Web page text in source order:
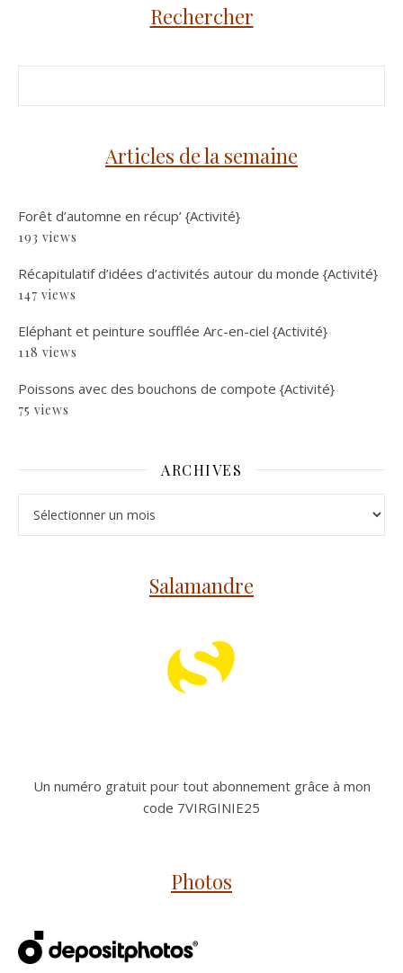
Rechercher
Articles de la semaine
Forêt d’automne en récup’ {Activité}
193 views
Récapitulatif d’idées d’activités autour du monde {Activité}
147 views
Eléphant et peinture soufflée Arc-en-ciel {Activité}
118 views
Poissons avec des bouchons de compote {Activité}
75 views
ARCHIVES
Salamandre
Un numéro gratuit pour tout abonnement grâce à mon
code 7VIRGINIE25
Photos